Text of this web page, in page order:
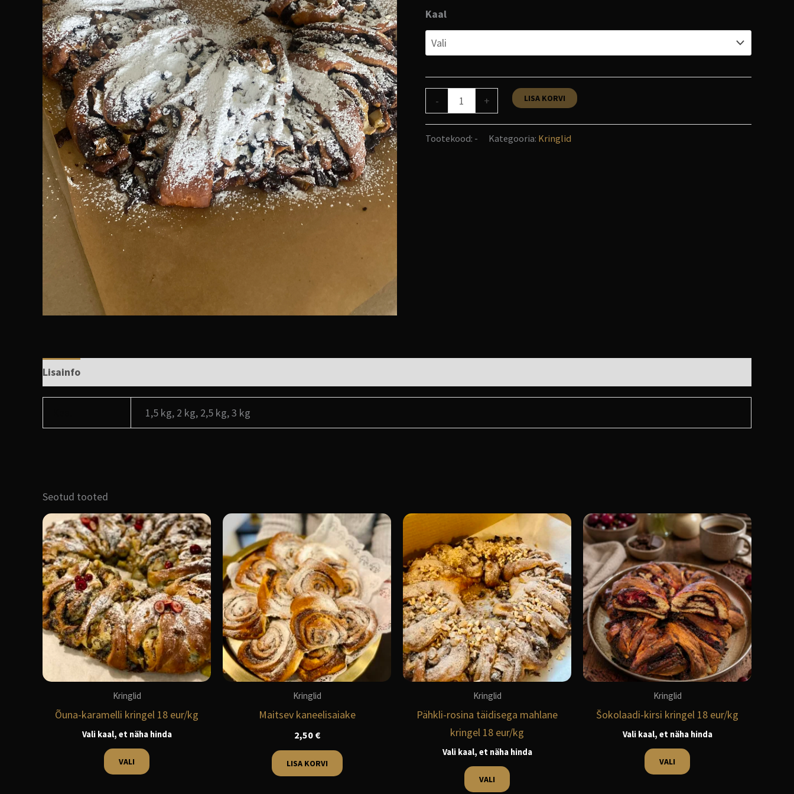
Kaal
- + LISA KORVI
Tootekood: - Kategooria: Kringlid
Lisainfo
1,5 kg, 2 kg, 2,5 kg, 3 kg
Seotud tooted
Kringlid
Õuna-karamelli kringel 18 eur/kg
Vali kaal, et näha hinda
VALI
Sellel
tootel
on
mitu
varianti.
Valikuid
saab
teha
tootelehel.
Kringlid
Maitsev kaneelisaiake
2,50 €
LISA KORVI
Kringlid
Pähkli-rosina täidisega mahlane
kringel 18 eur/kg
Vali kaal, et näha hinda
VALI
Sellel
tootel
on
mitu
varianti.
Valikuid
saab
teha
tootelehel.
Kringlid
Šokolaadi-kirsi kringel 18 eur/kg
Vali kaal, et näha hinda
VALI
Sellel
tootel
on
mitu
varianti.
Valikuid
saab
teha
tootelehel.